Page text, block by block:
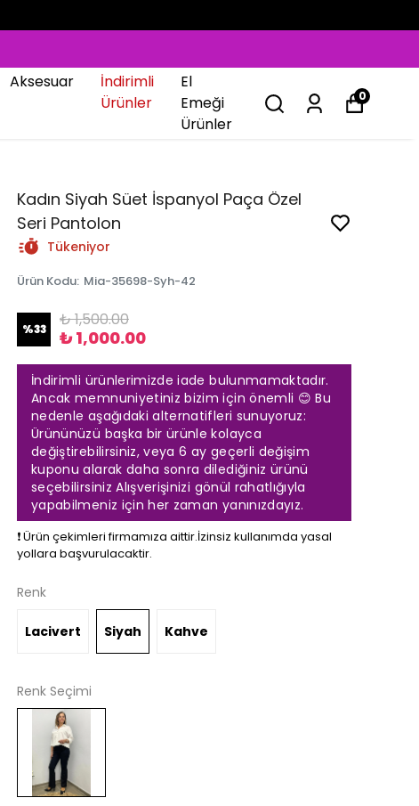
Aksesuar
İndirimli
Ürünler
El
Emeği
Ürünler
0
Kadın Siyah Süet İspanyol Paça Özel
Seri Pantolon
Tükeniyor
Ürün Kodu: Mia-35698-Syh-42
%33 ₺ 1,500.00
₺ 1,000.00
İndirimli ürünlerimizde iade bulunmamaktadır.
Ancak memnuniyetiniz bizim için önemli 😊 Bu
nedenle aşağıdaki alternatifleri sunuyoruz:
Ürününüzü başka bir ürünle kolayca
değiştirebilirsiniz, veya 6 ay geçerli değişim
kuponu alarak daha sonra dilediğiniz ürünü
seçebilirsiniz Alışverişinizi gönül rahatlığıyla
yapabilmeniz için her zaman yanınızdayız.
❗️ Ürün çekimleri firmamıza aittir.İzinsiz kullanımda yasal
yollara başvurulacaktir.
Renk
Lacivert Siyah Kahve
Renk Seçimi